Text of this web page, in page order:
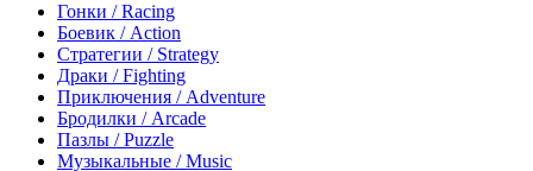
Гонки / Racing
Боевик / Action
Стратегии / Strategy
Драки / Fighting
Приключения / Adventure
Бродилки / Arcade
Пазлы / Puzzle
Музыкальные / Music